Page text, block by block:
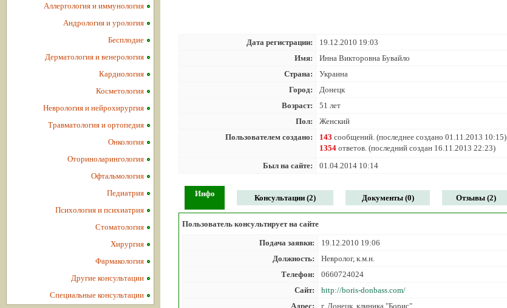
Дата регистрации:
19.12.2010 19:03
Имя:
Инна Викторовна Бувайло
Страна:
Украина
Город:
Донецк
Возраст:
51 лет
Пол:
Женский
Пользователем создано:
143 сообщений. (последнее создано 01.11.2013 10:15)
1354 ответов. (последний создан 16.11.2013 22:23)
Был на сайте:
01.04.2014 10:14
Инфо Консультации (2) Документы (0) Отзывы (2)
Пользователь консультирует на сайте
Подача заявки:
19.12.2010 19:06
Должность:
Невролог, к.м.н.
Телефон:
0660724024
Сайт:
http://boris-donbass.com/
Адрес:
г. Донецк, клиника "Борис"
Аллергология и иммунология
Андрология и урология
Бесплодие
Дерматология и венерология
Кардиология
Косметология
Неврология и нейрохирургия
Травматология и ортопедия
Онкология
Оториноларингология
Офтальмология
Педиатрия
Психология и психиатрия
Стоматология
Хирургия
Фармакология
Другие консультации
Специальные консультации